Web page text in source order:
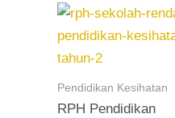
Pendidikan Kesihatan
RPH Pendidikan